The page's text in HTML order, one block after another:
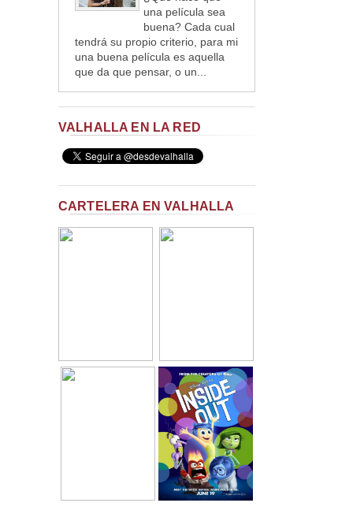
una película sea
buena? Cada cual
tendrá su propio criterio, para mi
una buena película es aquella
que da que pensar, o un...
VALHALLA EN LA RED
CARTELERA EN VALHALLA